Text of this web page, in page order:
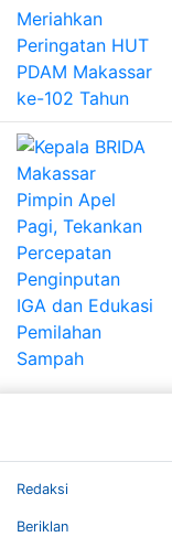
Redaksi
Beriklan